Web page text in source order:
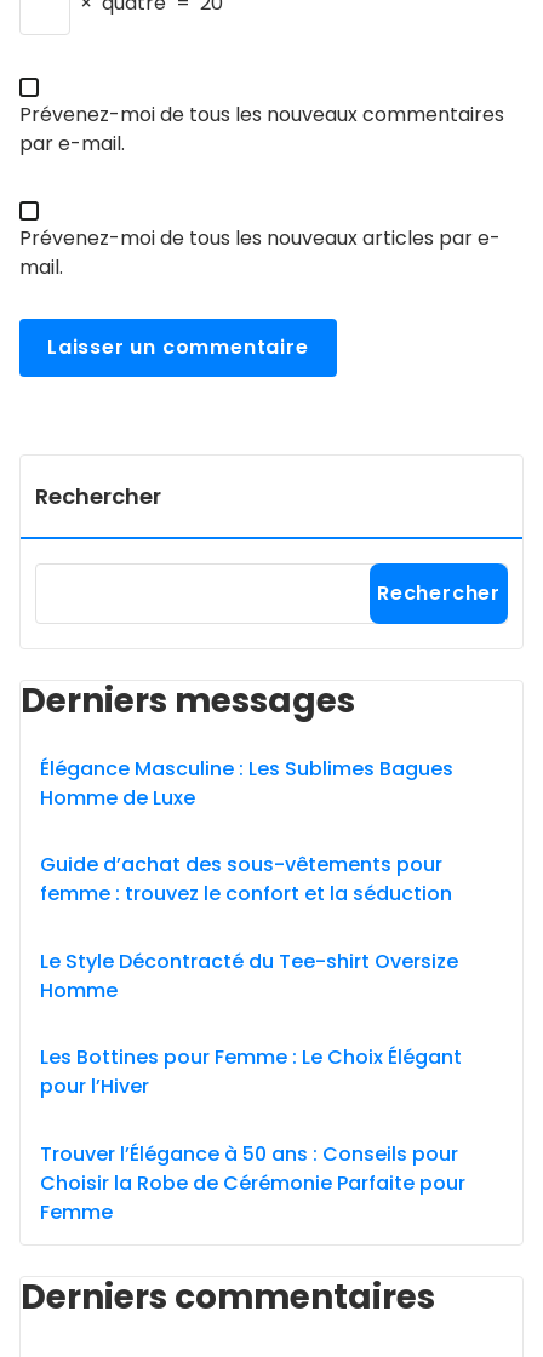
Prévenez-moi de tous les nouveaux commentaires
par e-mail.
Prévenez-moi de tous les nouveaux articles par e-
mail.
Rechercher
Rechercher
Derniers messages
Élégance Masculine : Les Sublimes Bagues
Homme de Luxe
Guide d’achat des sous-vêtements pour
femme : trouvez le confort et la séduction
Le Style Décontracté du Tee-shirt Oversize
Homme
Les Bottines pour Femme : Le Choix Élégant
pour l’Hiver
Trouver l’Élégance à 50 ans : Conseils pour
Choisir la Robe de Cérémonie Parfaite pour
Femme
Derniers commentaires